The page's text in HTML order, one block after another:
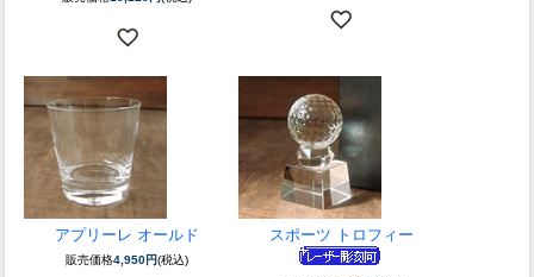
アプリーレ オールド
販売価格4,950円(税込)
スポーツ トロフィー